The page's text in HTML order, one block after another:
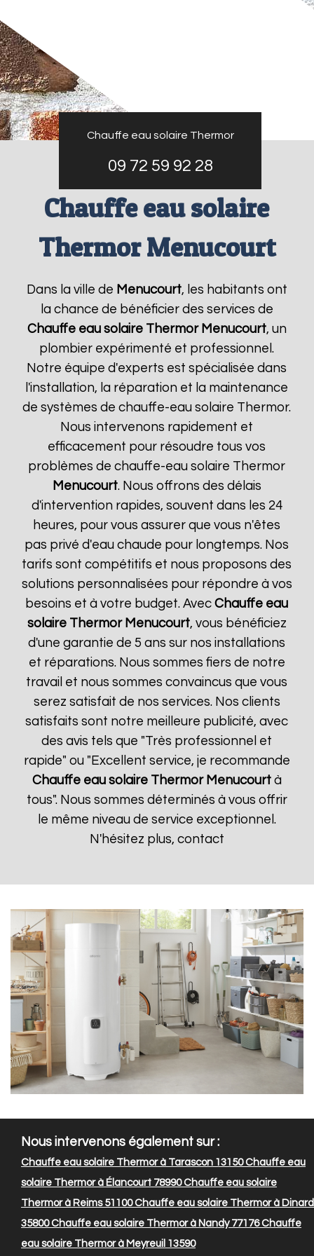
Chauffe eau solaire Thermor
09 72 59 92 28
Chauffe eau solaire
Thermor Menucourt
Dans la ville de Menucourt, les habitants ont
la chance de bénéficier des services de
Chauffe eau solaire Thermor Menucourt, un
plombier expérimenté et professionnel.
Notre équipe d'experts est spécialisée dans
l'installation, la réparation et la maintenance
de systèmes de chauffe-eau solaire Thermor.
Nous intervenons rapidement et
efficacement pour résoudre tous vos
problèmes de chauffe-eau solaire Thermor
Menucourt. Nous offrons des délais
d'intervention rapides, souvent dans les 24
heures, pour vous assurer que vous n'êtes
pas privé d'eau chaude pour longtemps. Nos
tarifs sont compétitifs et nous proposons des
solutions personnalisées pour répondre à vos
besoins et à votre budget. AvecChauffe eau
solaire Thermor Menucourt, vous bénéficiez
d'une garantie de 5 ans sur nos installations
et réparations. Nous sommes fiers de notre
travail et nous sommes convaincus que vous
serez satisfait de nos services. Nos clients
satisfaits sont notre meilleure publicité, avec
des avis tels que "Très professionnel et
rapide" ou "Excellent service, je recommande
Chauffe eau solaire Thermor Menucourtà
tous". Nous sommes déterminés à vous offrir
le même niveau de service exceptionnel.
N'hésitez plus, contact
Nous intervenons également sur :
Chauffe eau solaire Thermor à Tarascon 13150Chauffe eau
solaire Thermor à Élancourt 78990Chauffe eau solaire
Thermor à Reims 51100Chauffe eau solaire Thermor à Dinard
35800Chauffe eau solaire Thermor à Nandy 77176Chauffe
eau solaire Thermor à Meyreuil 13590